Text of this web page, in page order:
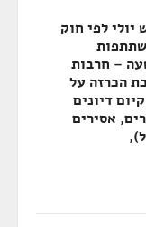
יולי לפי חוק
– חרבות
הארכת הכרזה על
לפי חוק קיום דיונים
אסירים